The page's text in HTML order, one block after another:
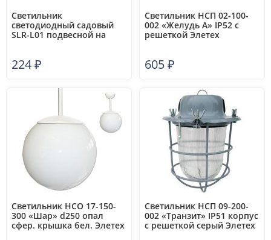
Светильник
светодиодный садовый
SLR-L01 подвесной на
224₽
Светильник НСП 02-100-
002 «Желудь А» IP52 с
решеткой Элетех
605₽
Светильник НСО 17-150-
300 «Шар» d250 опал
сфер. крышка бел. Элетех
Светильник НСП 09-200-
002 «Транзит» IP51 корпус
с решеткой серый Элетех